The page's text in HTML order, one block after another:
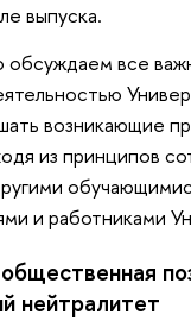
выпуска.
все
возникающие
из принципов
и работниками
нейтралитет